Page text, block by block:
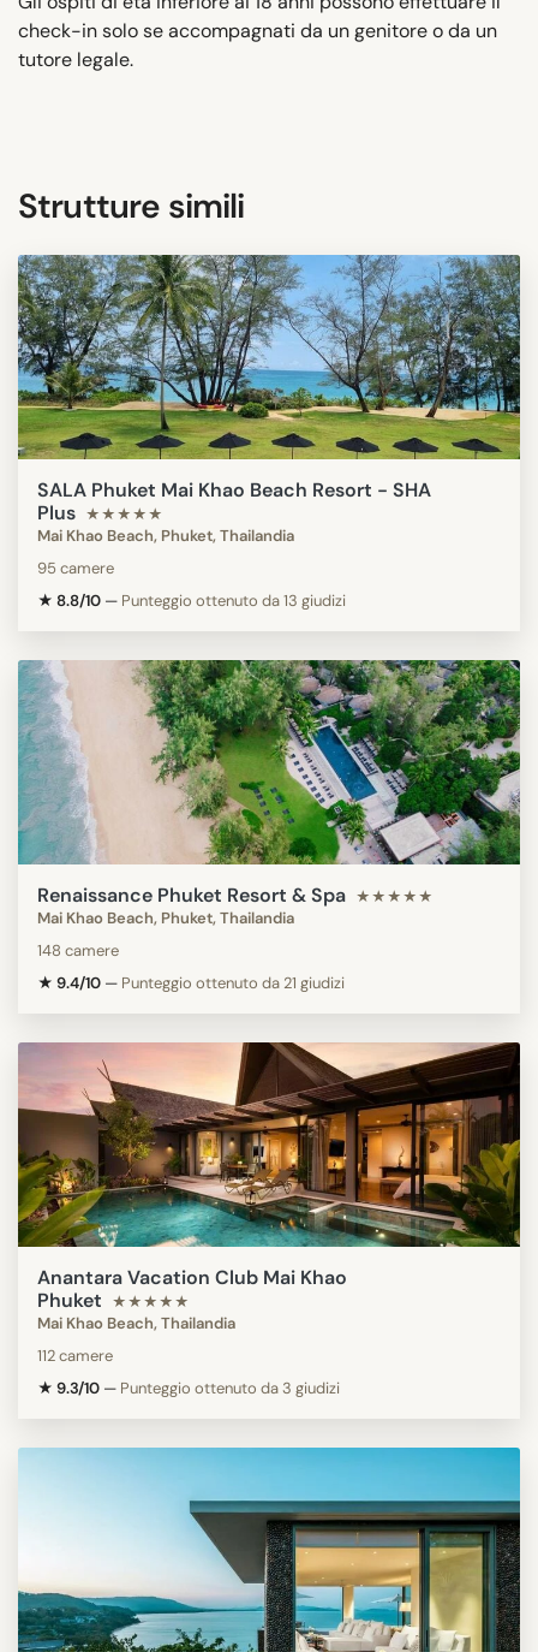
check-in solo se accompagnati da un genitore o da un
tutore legale.
Strutture simili
SALA Phuket Mai Khao Beach Resort - SHA
Plus ★★★★★
Mai Khao Beach, Phuket, Thailandia
95 camere
★ 8.8/10 — Punteggio ottenuto da 13 giudizi
Renaissance Phuket Resort & Spa ★★★★★
Mai Khao Beach, Phuket, Thailandia
148 camere
★ 9.4/10 — Punteggio ottenuto da 21 giudizi
Anantara Vacation Club Mai Khao
Phuket
★★★★★
Mai Khao Beach, Thailandia
112 camere
★ 9.3/10 — Punteggio ottenuto da 3 giudizi